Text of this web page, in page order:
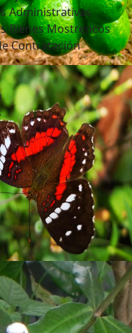
Administrativas
Bienes Mostrencos
Contratación